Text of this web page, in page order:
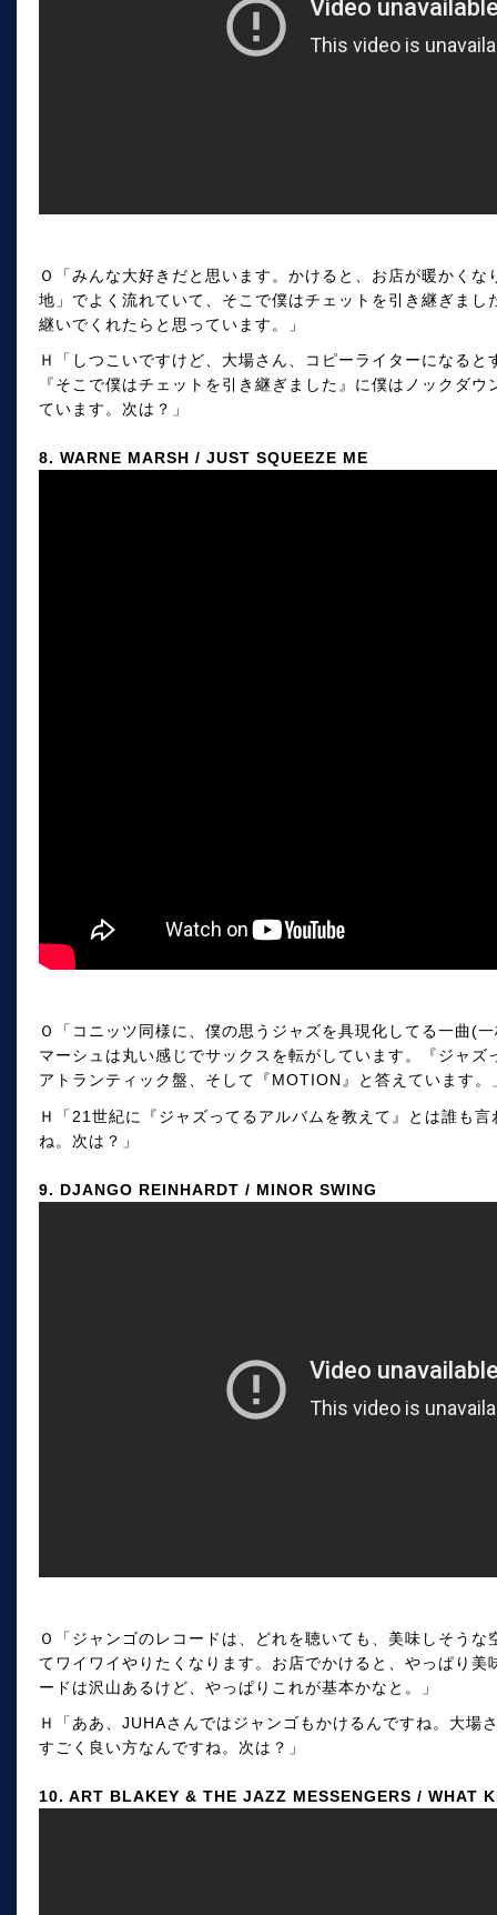
Ｏ「みんな大好きだと思います。かけると、お店が暖かく
地」でよく流れていて、そこで僕はチェットを引き継ぎま
継いでくれたらと思っています。」
Ｈ「しつこいですけど、大場さん、コピーライターになる
『そこで僕はチェットを引き継ぎました』に僕はノックダ
ています。次は？」
8. WARNE MARSH / JUST SQUEEZE ME
Ｏ「コニッツ同様に、僕の思うジャズを具現化してる一曲(
マーシュは丸い感じでサックスを転がしています。『ジャ
アトランティック盤、そして『MOTION』と答えています。
Ｈ「21世紀に『ジャズってるアルバムを教えて』とは誰も
ね。次は？」
9. DJANGO REINHARDT / MINOR SWING
Ｏ「ジャンゴのレコードは、どれを聴いても、美味しそう
てワイワイやりたくなります。お店でかけると、やっぱり
ードは沢山あるけど、やっぱりこれが基本かなと。」
Ｈ「ああ、JUHAさんではジャンゴもかけるんですね。大場
すごく良い方なんですね。次は？」
10. ART BLAKEY & THE JAZZ MESSENGERS / WHAT